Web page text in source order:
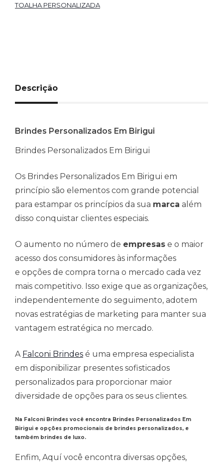
TOALHA PERSONALIZADA
Descrição
Brindes Personalizados Em Birigui
Brindes Personalizados Em Birigui
Os Brindes Personalizados Em Birigui em
princípio são elementos com grande potencial
para estampar os princípios da sua marca além
disso conquistar clientes especiais.
O aumento no número de empresas e o maior
acesso dos consumidores às informações
e opções de compra torna o mercado cada vez
mais competitivo. Isso exige que as organizações,
independentemente do seguimento, adotem
novas estratégias de marketing para manter sua
vantagem estratégica no mercado.
A Falconi Brindes é uma empresa especialista
em disponibilizar presentes sofisticados
personalizados para proporcionar maior
diversidade de opções para os seus clientes.
Na Falconi Brindes você encontra Brindes Personalizados Em
Birigui e opções promocionais de brindes personalizados, e
também brindes de luxo.
Enfim, Aquí você encontra diversas opções,